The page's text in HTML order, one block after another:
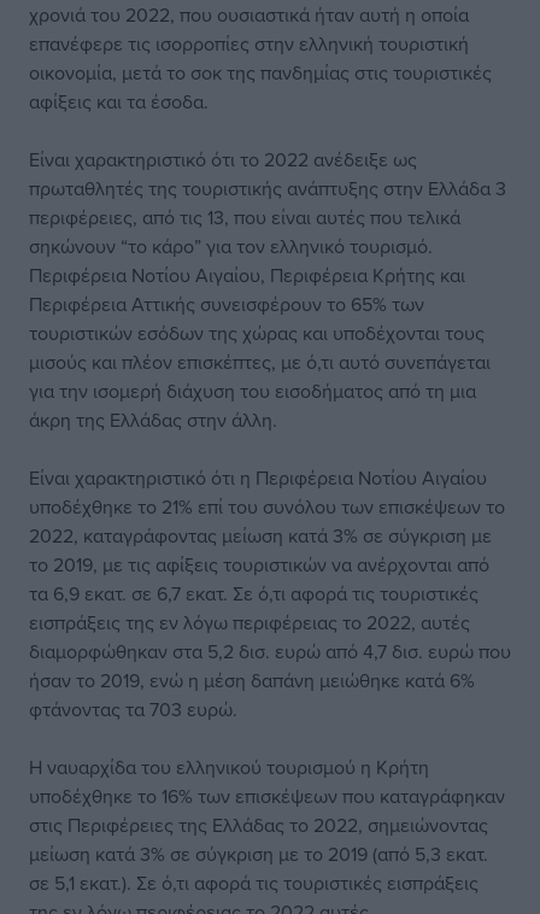
χρονιά του 2022, που ουσιαστικά ήταν αυτή η οποία
επανέφερε τις ισορροπίες στην ελληνική τουριστική
οικονομία, μετά το σοκ της πανδημίας στις τουριστικές
αφίξεις και τα έσοδα.
Είναι χαρακτηριστικό ότι το 2022 ανέδειξε ως
πρωταθλητές της τουριστικής ανάπτυξης στην Ελλάδα 3
περιφέρειες, από τις 13, που είναι αυτές που τελικά
σηκώνουν “το κάρο” για τον ελληνικό τουρισμό.
Περιφέρεια Νοτίου Αιγαίου, Περιφέρεια Κρήτης και
Περιφέρεια Αττικής συνεισφέρουν το 65% των
τουριστικών εσόδων της χώρας και υποδέχονται τους
μισούς και πλέον επισκέπτες, με ό,τι αυτό συνεπάγεται
για την ισομερή διάχυση του εισοδήματος από τη μια
άκρη της Ελλάδας στην άλλη.
Είναι χαρακτηριστικό ότι η Περιφέρεια Νοτίου Αιγαίου
υποδέχθηκε το 21% επί του συνόλου των επισκέψεων το
2022, καταγράφοντας μείωση κατά 3% σε σύγκριση με
το 2019, με τις αφίξεις τουριστικών να ανέρχονται από
τα 6,9 εκατ. σε 6,7 εκατ. Σε ό,τι αφορά τις τουριστικές
εισπράξεις της εν λόγω περιφέρειας το 2022, αυτές
διαμορφώθηκαν στα 5,2 δισ. ευρώ από 4,7 δισ. ευρώ που
ήσαν το 2019, ενώ η μέση δαπάνη μειώθηκε κατά 6%
φτάνοντας τα 703 ευρώ.
Η ναυαρχίδα του ελληνικού τουρισμού η Κρήτη
υποδέχθηκε το 16% των επισκέψεων που καταγράφηκαν
στις Περιφέρειες της Ελλάδας το 2022, σημειώνοντας
μείωση κατά 3% σε σύγκριση με το 2019 (από 5,3 εκατ.
σε 5,1 εκατ.). Σε ό,τι αφορά τις τουριστικές εισπράξεις